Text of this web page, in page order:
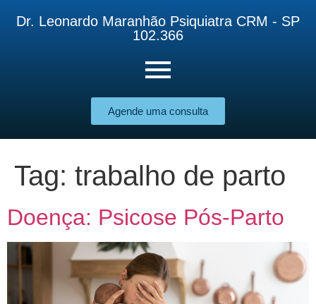
Dr. Leonardo Maranhão Psiquiatra CRM - SP
102.366
Agende uma consulta
Tag: trabalho de parto
Doença: Psicose Pós-Parto